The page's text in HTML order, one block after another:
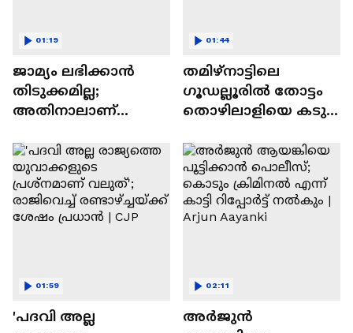
ജാമ്യം ലഭിക്കാൻ
തിടുക്കമില്ല;
അതിനാലാണ്
നൽകാത്തത്;
എം.കെ.ഹസ്സൻ;ആ
യങ്കിയുടെ
അഭിഭാഷകൻ
01:19
തമിഴ്‌നാട്ടിലെ
ഗൂഡല്ലൂരില്‍ തോട്ടം
തൊഴിലാളിയെ കടുവ
Department | Tiger
01:44
'പദവി അല്ല
01:59
അര്‍ജുൻ
02:11